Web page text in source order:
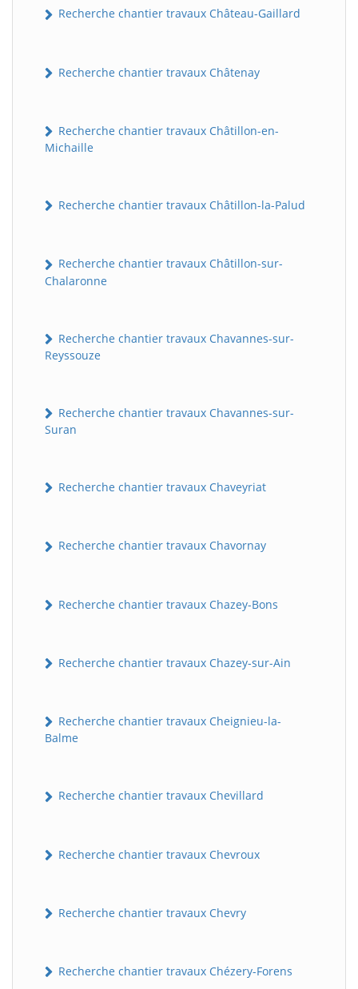
Recherche chantier travaux Château-Gaillard
Recherche chantier travaux Châtenay
Recherche chantier travaux Châtillon-en-
Michaille
Recherche chantier travaux Châtillon-la-Palud
Recherche chantier travaux Châtillon-sur-
Chalaronne
Recherche chantier travaux Chavannes-sur-
Reyssouze
Recherche chantier travaux Chavannes-sur-
Suran
Recherche chantier travaux Chaveyriat
Recherche chantier travaux Chavornay
Recherche chantier travaux Chazey-Bons
Recherche chantier travaux Chazey-sur-Ain
Recherche chantier travaux Cheignieu-la-
Balme
Recherche chantier travaux Chevillard
Recherche chantier travaux Chevroux
Recherche chantier travaux Chevry
Recherche chantier travaux Chézery-Forens